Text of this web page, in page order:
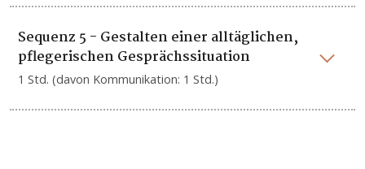
Sequenz 5 - Gestalten einer alltäglichen,
pflegerischen Gesprächssituation
1 Std. (davon Kommunikation: 1 Std.)